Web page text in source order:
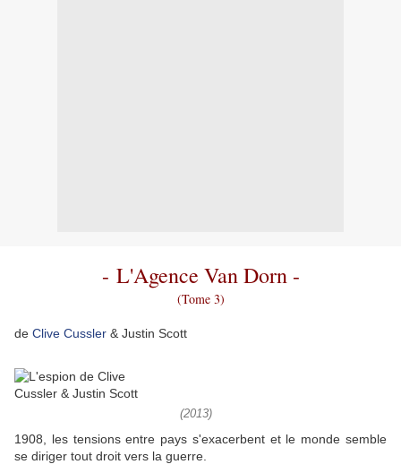
- L'Agence Van Dorn -
(Tome 3)
de Clive Cussler & Justin Scott
(2013)
1908, les tensions entre pays s'exacerbent et le monde semble
se diriger tout droit vers la guerre.